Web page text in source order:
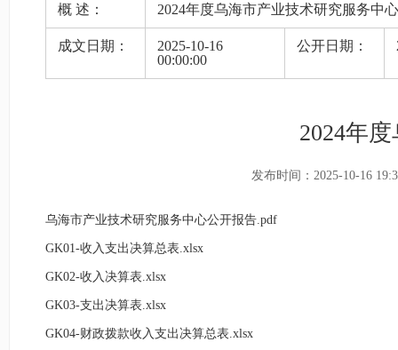
概 述： 2024年度乌海市产业技术研究服务中
成文日期：
2025-10-16
00:00:00
公开日期：
2024年
发布时间：2025-10-16
乌海市产业技术研究服务中心公开报告.pdf
GK01-收入支出决算总表.xlsx
GK02-收入决算表.xlsx
GK03-支出决算表.xlsx
GK04-财政拨款收入支出决算总表.xlsx